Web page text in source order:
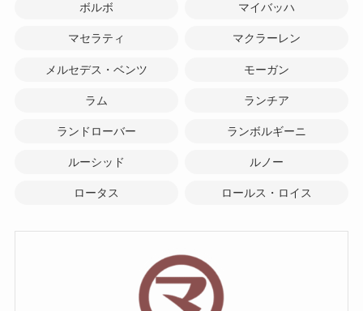
ボルボ マイバッハ
マセラティ マクラーレン
メルセデス・ベンツ モーガン
ラム ランチア
ランドローバー ランボルギーニ
ルーシッド ルノー
ロータス ロールス・ロイス